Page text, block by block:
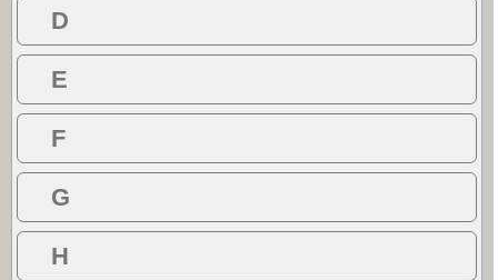
D
E
F
G
H